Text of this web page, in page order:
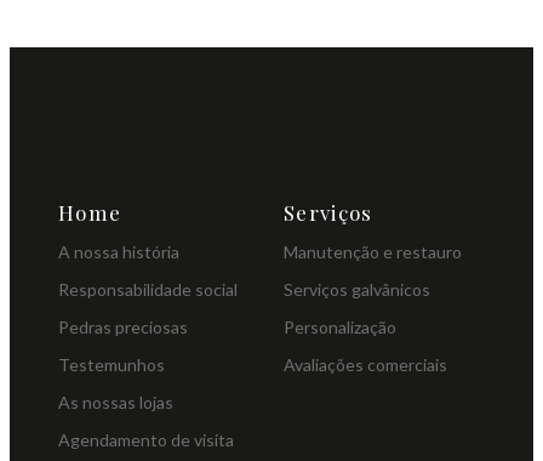
Home
A nossa história
Responsabilidade social
Pedras preciosas
Testemunhos
As nossas lojas
Agendamento de visita
Serviços
Manutenção e restauro
Serviços galvânicos
Personalização
Avaliações comerciais